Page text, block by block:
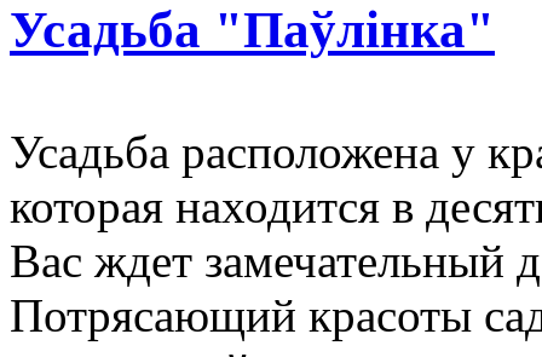
Усадьба "Паўлінка"
Усадьба расположена у
которая находится в
Вас ждет замечательный
Потрясающий красоты